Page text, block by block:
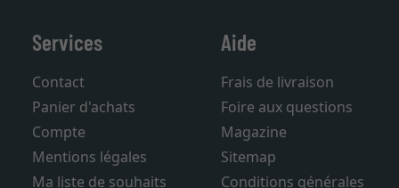
Services
Contact
Panier d'achats
Compte
Mentions légales
Ma liste de souhaits
Aide
Frais de livraison
Foire aux questions
Magazine
Sitemap
Conditions générales